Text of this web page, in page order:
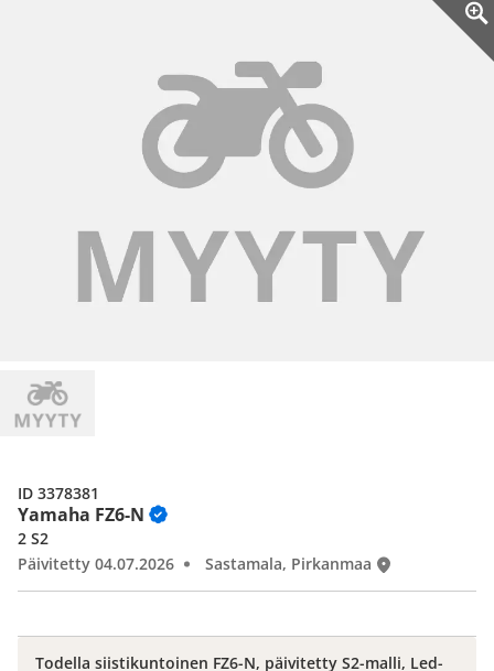
Yamaha FZ6-N
2 S2
Päivitetty 04.07.2026
Sastamala, Pirkanmaa
ID 3378381
Todella siistikuntoinen FZ6-N, päivitetty S2-malli, Led-